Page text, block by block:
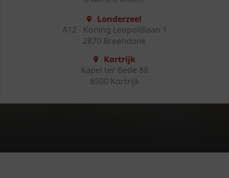
Londerzeel
A12 - Koning Leopoldlaan 1
2870 Breendonk
Kortrijk
Kapel ter Bede 88
8500 Kortrijk